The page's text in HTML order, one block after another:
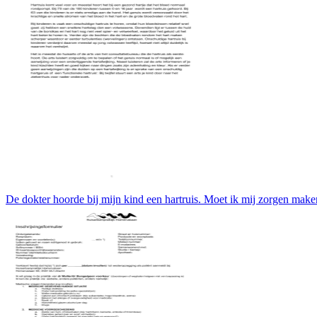
De dokter hoorde bij mijn kind een hartruis. Moet ik mij zorgen